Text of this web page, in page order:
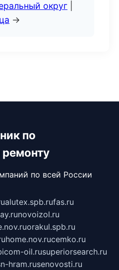
округ
→
по
ремонту
по всей России
alutex.spb.rufas.ru
novoizol.ru
orakul.spb.ru
home.nov.rucemko.ru
oil.rusuperiorsearch.ru
hram.rusenovosti.ru